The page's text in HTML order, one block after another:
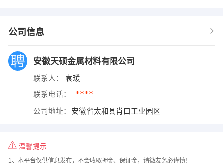
公司信息
安徽天硕金属材料有限公司
联系人： 袁瑗
联系电话： ****
公司地址： 安徽省太和县肖口工业园区
温馨提示
1、本平台仅供信息发布，不会收取押金、保证金，请微友务必谨慎！